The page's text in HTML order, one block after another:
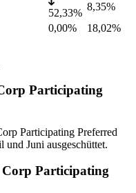
52,33%
8,35%
0,00% 18,02%
Participating
Participating Preferred
und Juni ausgeschüttet.
Participating